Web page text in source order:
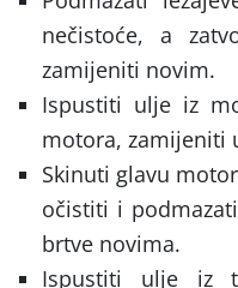
nečistoće, a
zamijeniti novim.
Ispustiti ulje iz
motora, zamijeniti
Skinuti glavu
očistiti i
brtve novima.
Ispustiti ulje iz